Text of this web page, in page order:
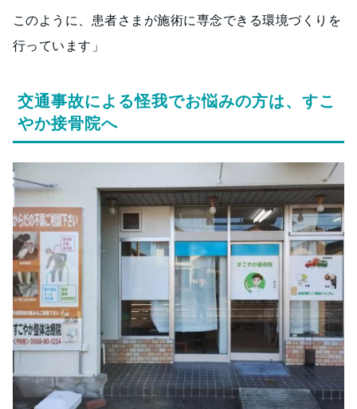
このように、患者さまが施術に専念できる環境づくりを
行っています」
交通事故による怪我でお悩みの方は、すこ
やか接骨院へ